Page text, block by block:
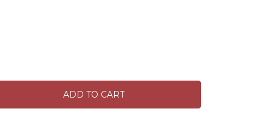
ADD TO CART